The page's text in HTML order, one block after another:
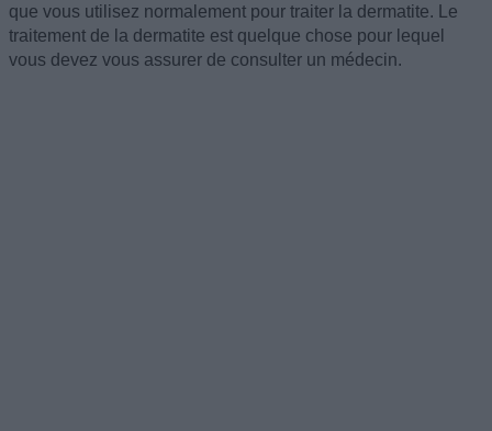
que vous utilisez normalement pour traiter la dermatite. Le
traitement de la dermatite est quelque chose pour lequel
vous devez vous assurer de consulter un médecin.